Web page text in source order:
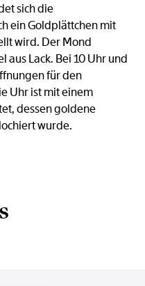
sich die
ein Goldplättchen mit
wird. Der Mond
aus Lack. Bei 10 Uhr und
für den
Uhr ist mit einem
dessen goldene
wurde.